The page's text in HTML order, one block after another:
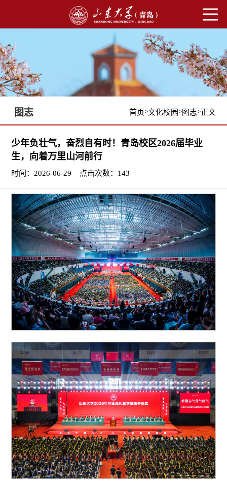
图志 首页>文化校园 >图志>正文
少年负壮气，奋烈自有时！青岛校区2026届毕业
生，向着万里山河前行
时间：2026-06-29 点击次数： 143